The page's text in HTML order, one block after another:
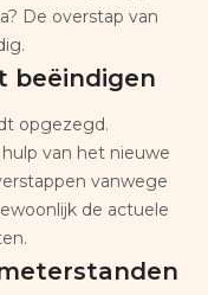
De overstap van
beëindigen
opgezegd.
van het nieuwe
vanwege
de actuele